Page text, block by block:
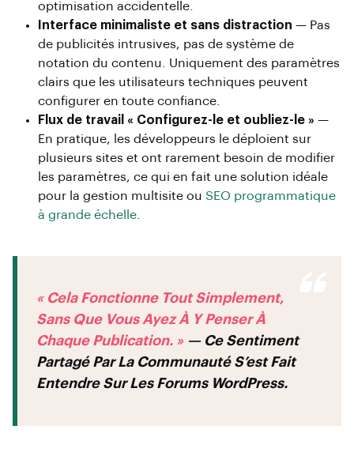
optimisation accidentelle.
Interface minimaliste et sans distraction — Pas
de publicités intrusives, pas de système de
notation du contenu. Uniquement des paramètres
clairs que les utilisateurs techniques peuvent
configurer en toute confiance.
Flux de travail « Configurez-le et oubliez-le » —
En pratique, les développeurs le déploient sur
plusieurs sites et ont rarement besoin de modifier
les paramètres, ce qui en fait une solution idéale
pour la gestion multisite ou SEO programmatique
à grande échelle
« Cela Fonctionne Tout Simplement,
Sans Que Vous Ayez À Y Penser À
Chaque Publication. » — Ce Sentiment
Partagé Par La Communauté S’est Fait
Entendre Sur Les Forums WordPress.